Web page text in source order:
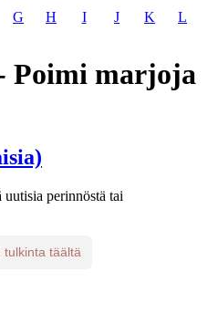
G H I J K L
Poimi marjoja
perinnöstä tai
tulkinta täältä